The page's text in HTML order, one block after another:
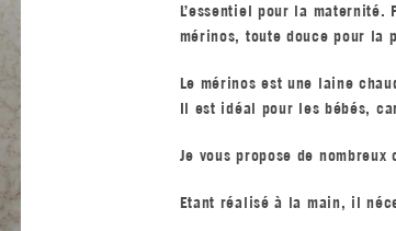
L’essentiel pour la
mérinos, toute douce pour la
Le mérinos est une laine
Il est idéal pour les bébés,
Je vous propose de
Etant réalisé à la main, il